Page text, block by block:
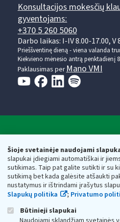
Šioje svetainėje naudojami
slapukai įdiegiami automatiškai ir
sutikimas. Taip pat galite sutikti ir su
sutikimą bet kada galėsite atšaukti
nustatymus ir ištrindami įrašytus
Slapukų politika
; Privatumo
Būtinieji slapukai
Konsultacijos mokesčių
gyventojams:
+370 5 260 5060
Darbo laikas: I-IV 8.00-17.00, V
Prieššventinę dieną - viena valanda
Kiekvieno mėnesio antrą penktadienį
Paklausimas per Mano VMI
Respublikos finansų
Biudžetinė įstaiga. Juridinio asmens
adresas: Vasario 16-osios g. 14,
vmi@vmi.lt, E. pristatymo dėžutės
Duomenys apie Valstybinę mokesčių
Respublikos finansų ministerijos